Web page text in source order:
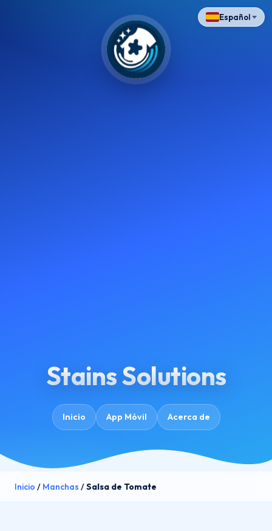
Español
Stains Solutions
Inicio App Móvil Acerca de
Inicio / Manchas /Salsa de Tomate